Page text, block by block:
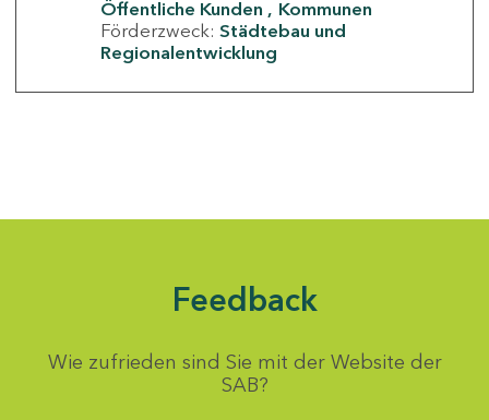
Öffentliche Kunden
Kommunen
Förderzweck: Städtebau und
Regionalentwicklung
Feedback
Wie zufrieden sind Sie mit der Website der
SAB?